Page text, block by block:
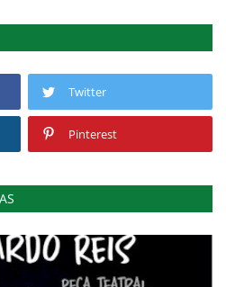
Twitter
Pinterest